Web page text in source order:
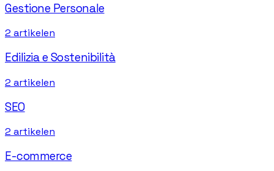
Gestione Personale
2 artikelen
Edilizia e Sostenibilità
2 artikelen
SEO
2 artikelen
E-commerce